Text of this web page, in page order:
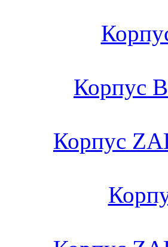
Корпус
Корпус